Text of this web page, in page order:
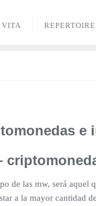
VITA REPERTOIRE
de las mw, será aquel
a la mayor cantidad